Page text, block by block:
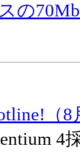
の
（8
4